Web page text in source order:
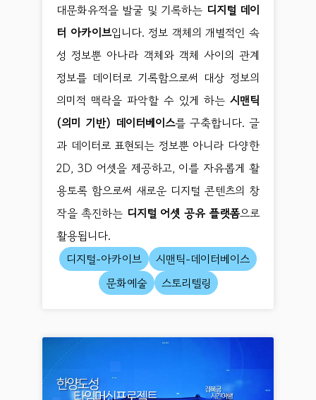
대문화유적을 발굴 및 기록하는 디지털 데이
터 아카이브입니다. 정보 객체의 개별적인 속
성 정보뿐 아나라 객체와 객체 사이의 관계
정보를 데이터로 기록함으로써 대상 정보의
의미적 맥락을 파악할 수 있게 하는 시맨틱
(의미 기반) 데이터베이스를 구축합니다. 글
과 데이터로 표현되는 정보뿐 아니라 다양한
2D, 3D 어셋을 제공하고, 이를 자유롭게 활
용토록 함으로써 새로운 디지털 콘텐츠의 창
작을 촉진하는 디지털 어셋 공유 플랫폼으로
활용됩니다.
디지털-아카이브
시맨틱-데이터베이스
문화예술
스토리텔링